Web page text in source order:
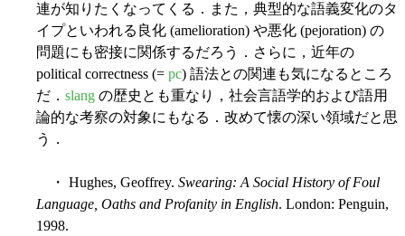
連が知りたくなってくる．また，典型的な語義変化のタ
イプといわれる良化 (amelioration) や悪化 (pejoration) の
問題にも密接に関係するだろう．さらに，近年の
political correctness (= pc) 語法との関連も気になるところ
だ． slang の歴史とも重なり，社会言語学的および語用
論的な考察の対象にもなる．改めて懐の深い領域だと思
う．
・ Hughes, Geoffrey. Swearing: A Social History of Foul
Language, Oaths and Profanity in English. London: Penguin,
1998.